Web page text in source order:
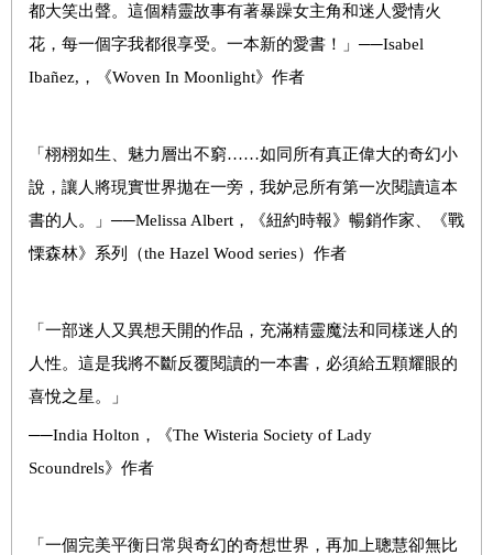
都大笑出聲。這個精靈故事有著暴躁女主角和迷人愛情火
花，每一個字我都很享受。一本新的愛書！」──Isabel
Ibañez,，《Woven In Moonlight》作者
「栩栩如生、魅力層出不窮……如同所有真正偉大的奇幻小
說，讓人將現實世界拋在一旁，我妒忌所有第一次閱讀這本
書的人。」──Melissa Albert，《紐約時報》暢銷作家、《戰
慄森林》系列（the Hazel Wood series）作者
「一部迷人又異想天開的作品，充滿精靈魔法和同樣迷人的
人性。這是我將不斷反覆閱讀的一本書，必須給五顆耀眼的
喜悅之星。」
──India Holton，《The Wisteria Society of Lady
Scoundrels》作者
「一個完美平衡日常與奇幻的奇想世界，再加上聰慧卻無比